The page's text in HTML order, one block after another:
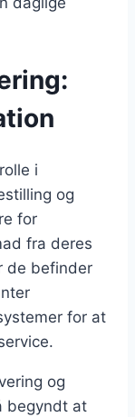
i
og
for
fra deres
de befinder
for at
og
begyndt at